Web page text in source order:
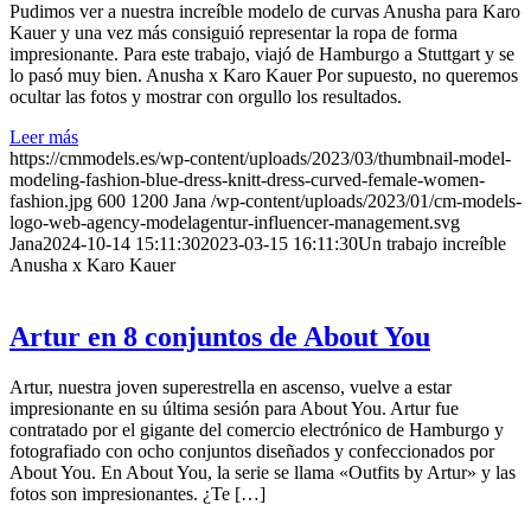
Pudimos ver a nuestra increíble modelo de curvas Anusha para Karo
Kauer y una vez más consiguió representar la ropa de forma
impresionante. Para este trabajo, viajó de Hamburgo a Stuttgart y se
lo pasó muy bien. Anusha x Karo Kauer Por supuesto, no queremos
ocultar las fotos y mostrar con orgullo los resultados.
Leer más
https://cmmodels.es/wp-content/uploads/2023/03/thumbnail-model-
modeling-fashion-blue-dress-knitt-dress-curved-female-women-
fashion.jpg 600 1200 Jana /wp-content/uploads/2023/01/cm-models-
logo-web-agency-modelagentur-influencer-management.svg
Jana2024-10-14 15:11:302023-03-15 16:11:30Un trabajo increíble
Anusha x Karo Kauer
Artur en 8 conjuntos de About You
Artur, nuestra joven superestrella en ascenso, vuelve a estar
impresionante en su última sesión para About You. Artur fue
contratado por el gigante del comercio electrónico de Hamburgo y
fotografiado con ocho conjuntos diseñados y confeccionados por
About You. En About You, la serie se llama «Outfits by Artur» y las
fotos son impresionantes. ¿Te […]